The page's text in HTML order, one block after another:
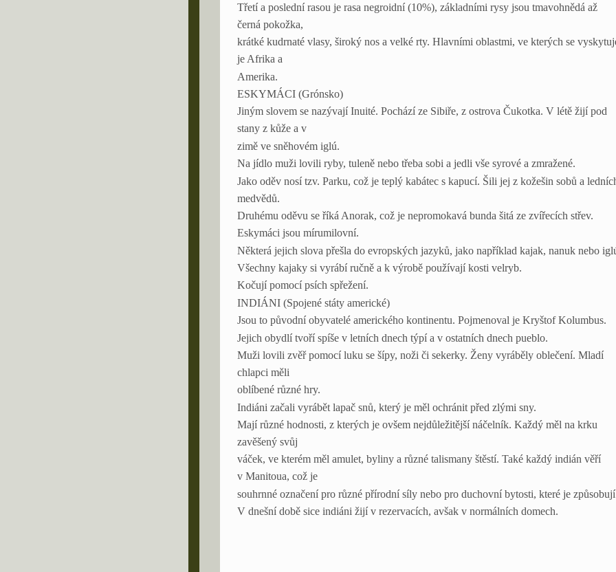
Třetí a poslední rasou je rasa negroidní (10%), základními rysy jsou tmavohnědá až
černá pokožka,
krátké kudrnaté vlasy, široký nos a velké rty. Hlavními oblastmi, ve kterých se
je Afrika a
Amerika.
ESKYMÁCI (Grónsko)
Jiným slovem se nazývají Inuité. Pochází ze Sibiře, z ostrova Čukotka. V létě žijí pod
stany z kůže a v
zimě ve sněhovém iglú.
Na jídlo muži lovili ryby, tuleně nebo třeba sobi a jedli vše syrové a zmražené.
Jako oděv nosí tzv. Parku, což je teplý kabátec s kapucí. Šili jej z kožešin sobů a
medvědů.
Druhému oděvu se říká Anorak, což je nepromokavá bunda šitá ze zvířecích střev.
Eskymáci jsou mírumilovní.
Některá jejich slova přešla do evropských jazyků, jako například kajak, nanuk nebo
Všechny kajaky si vyrábí ručně a k výrobě používají kosti velryb.
Kočují pomocí psích spřežení.
INDIÁNI (Spojené státy americké)
Jsou to původní obyvatelé amerického kontinentu. Pojmenoval je Kryštof Kolumbus.
Jejich obydlí tvoří spíše v letních dnech týpí a v ostatních dnech pueblo.
Muži lovili zvěř pomocí luku se šípy, noži či sekerky. Ženy vyráběly oblečení. Mladí
chlapci měli
oblíbené různé hry.
Indiáni začali vyrábět lapač snů, který je měl ochránit před zlými sny.
Mají různé hodnosti, z kterých je ovšem nejdůležitější náčelník. Každý měl na krku
zavěšený svůj
váček, ve kterém měl amulet, byliny a různé talismany štěstí. Také každý indián věří
v Manitoua, což je
souhrnné označení pro různé přírodní síly nebo pro duchovní bytosti, které je
V dnešní době sice indiáni žijí v rezervacích, avšak v normálních domech.